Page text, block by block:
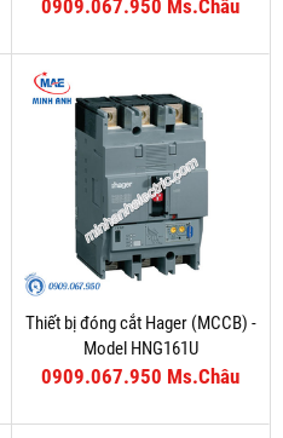
0909.067.950 Ms.Châu
Thiết bị đóng cắt Hager (MCCB) -
Model HNG161U
0909.067.950 Ms.Châu